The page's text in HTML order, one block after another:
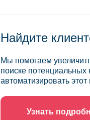
Найдите
Мы помогаем
поиске
автоматизировать этот
Узнать